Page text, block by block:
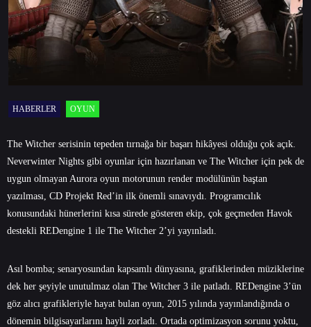
HABERLER OYUN
The Witcher serisinin tepeden tırnağa bir başarı hikâyesi olduğu çok açık.
Neverwinter Nights gibi oyunlar için hazırlanan ve The Witcher için pek de
uygun olmayan Aurora oyun motorunun render modülünün baştan
yazılması, CD Projekt Red’in ilk önemli sınavıydı. Programcılık
konusundaki hünerlerini kısa sürede gösteren ekip, çok geçmeden Havok
destekli REDengine 1 ile The Witcher 2’yi yayınladı.
Asıl bomba; senaryosundan kapsamlı dünyasına, grafiklerinden müziklerine
dek her şeyiyle unutulmaz olan The Witcher 3 ile patladı. REDengine 3’ün
göz alıcı grafikleriyle hayat bulan oyun, 2015 yılında yayınlandığında o
dönemin bilgisayarlarını hayli zorladı. Ortada optimizasyon sorunu yoktu,